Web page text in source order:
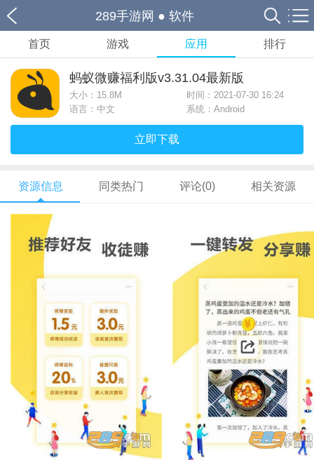
289手游网 ● 软件
首页 游戏 应用 排行
蚂蚁微赚福利版v3.31.04最新版
大小： 15.8M
时间：2021-07-30 16:24
语言：中文
系统：Android
立即下载
资源信息 同类热门 评论(0) 相关资源